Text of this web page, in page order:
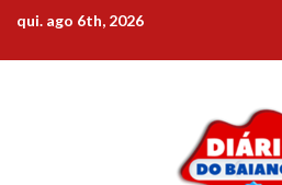
content
qui. ago 6th, 2026